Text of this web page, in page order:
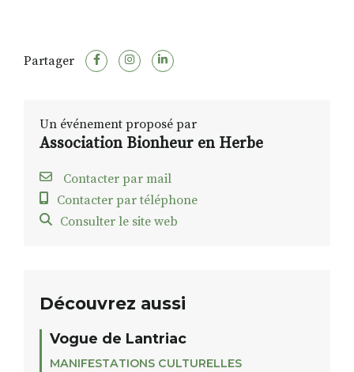
Partager
Un événement proposé par
Association Bionheur en Herbe
Contacter par mail
Contacter par téléphone
Consulter le site web
Découvrez aussi
Vogue de Lantriac
MANIFESTATIONS CULTURELLES